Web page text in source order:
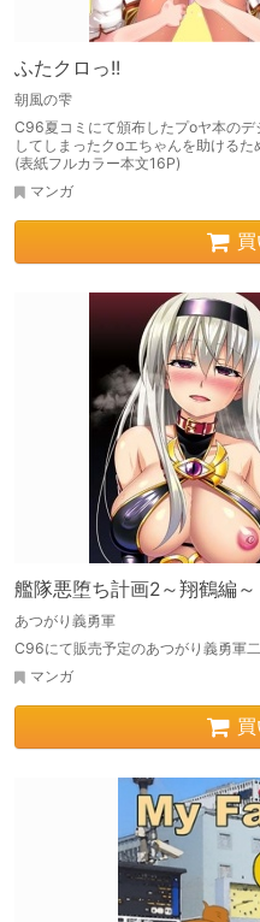
ふたクロっ!!
朝風の雫
C96夏コミにて頒布したプoヤ本の
してしまったクoエちゃんを助ける
(表紙フルカラー本文16P)
マンガ
買
艦隊悪堕ち計画2～翔鶴編～
あつがり義勇軍
C96にて販売予定のあつがり義勇軍
マンガ
買